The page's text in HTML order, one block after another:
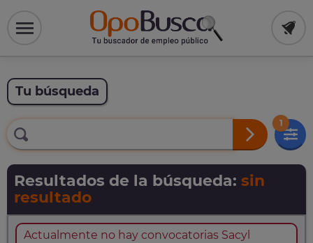
Tu búsqueda
1
Resultados de la búsqueda: sin
resultado
Actualmente no hay convocatorias Sacyl